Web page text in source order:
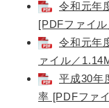
令和元年
[PDFファイ
令和元年
ァイル／
平成30年
率 [PDFファ